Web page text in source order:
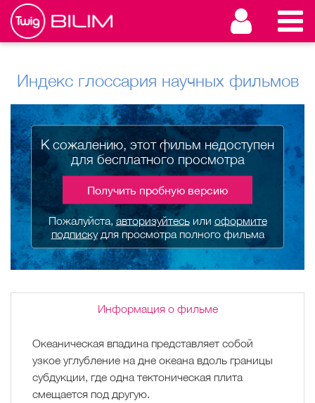
Индекс глоссария научных фильмов
К сожалению, этот фильм недоступен
для бесплатного просмотра
Получить пробную версию
Пожалуйста, авторизуйтесьили оформите
подпискудля просмотра полного фильма
Информация о фильме
Океаническая впадина представляет собой
узкое углубление на дне океана вдоль границы
субдукции, где одна тектоническая плита
смещается под другую.